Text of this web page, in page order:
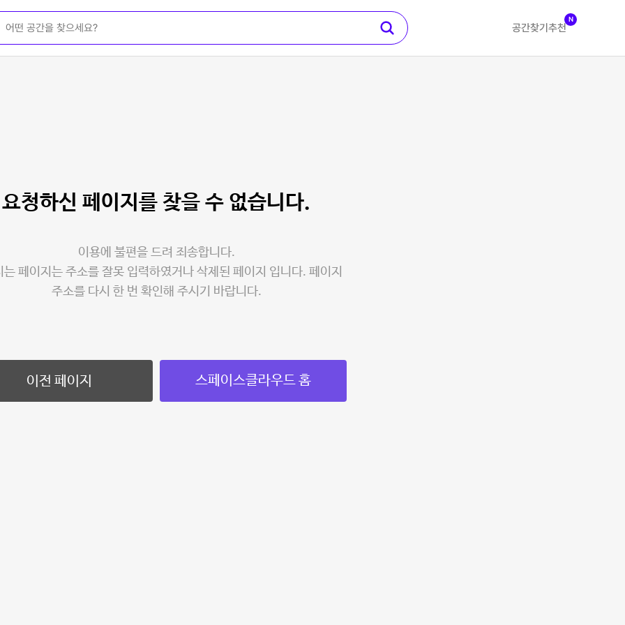
공간찾기 추천
N
요청하신 페이지를 찾을 수 없습니다.
이용에 불편을 드려 죄송합니다.
는 페이지는 주소를 잘못 입력하였거나 삭제된 페이지 입니다. 페이지
주소를 다시 한 번 확인해 주시기 바랍니다.
이전 페이지 스페이스클라우드 홈